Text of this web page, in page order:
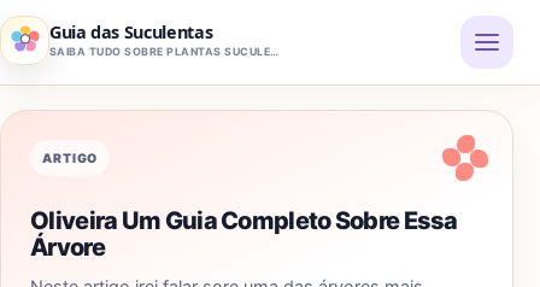
Pular para o conteúdo
Guia das Suculentas
SAIBA TUDO SOBRE PLANTAS SUCULENTAS
ARTIGO
Oliveira Um Guia Completo Sobre Essa
Árvore